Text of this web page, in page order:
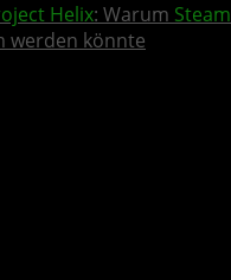
Helix: Warum Steam
werden könnte